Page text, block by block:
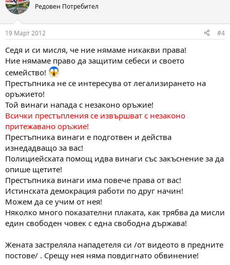
t
i
s
Редовен Потребител
19 Март 2012 #4
Седя и си мисля, че ние нямаме никакви права!
Ние нямаме право да защитим себеси и своето
семейство!
Престъпника не се интересува от легализирането на
оръжието!
Той винаги напада с незаконо оръжие!
Всички престъпления се извършват с незаконо
притежавано оръжие!
Престъпника винаги е подготвен и действа
изнедадващо за вас!
Полициейската помощ идва винаги със закъснение за да
опише щетите!
Престъпника винаги има повече права от вас!
Истинската демокрация работи по друг начин!
Можем да се учим от нея!
Няколко много показателни плаката, как трябва да мисли
един свободен човек с една свободна държава!
Жената застреляла нападетеля си /от видеото в предните
постове/ . Срещу нея няма повдигнато обвинение!